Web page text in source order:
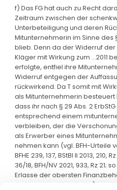
f) Das FG hat auch zu Recht
Zeitraum zwischen der
Unterbeteiligung und deren
Mitunternehmerin im Sinne des §
blieb. Denn da der Widerruf
Kläger mit Wirkung zum ...2011
erfolgte, entfiel ihre
Widerruf entgegen der
rückwirkend. Da T somit mit
als Mitunternehmerin
dass ihr nach § 29 Abs. 2
entsprechend einem
verbleiben, der die
als Erwerber eines
nehmen kann (vgl. BFH-Urteile
BFHE 239, 137, BStBl II 2013, 210,
36/18, BFH/NV 2021, 933, Rz 21;
Erlasse der obersten
02.11.2012, BStBl I 2012, 1101).